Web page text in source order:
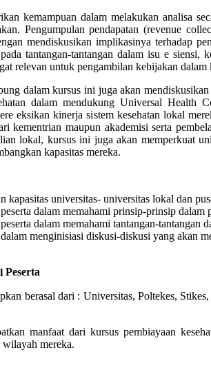
kemampuan dalam melakukan analisa
Pengumpulan pendapatan (revenue
mendiskusikan implikasinya terhadap
tantangan-tantangan dalam isu e siensi,
relevan untuk pengambilan kebijakan dalam
dalam kursus ini juga akan
dalam mendukung Universal Health
eksikan kinerja sistem kesehatan lokal
kementrian maupun akademisi serta
lokal, kursus ini juga akan memperkuat
kapasitas mereka.
kapasitas universitas- universitas lokal dan
dalam memahami prinsip-prinsip
dalam memahami tantangan-tantangan
menginisiasi diskusi-diskusi yang akan
Peserta
berasal dari : Universitas, Poltekes,
manfaat dari kursus pembiayaan
mereka.